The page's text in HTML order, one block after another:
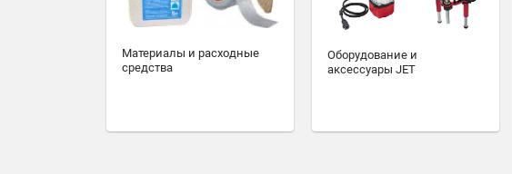
Материалы и расходные
средства
Оборудование и
аксессуары JET